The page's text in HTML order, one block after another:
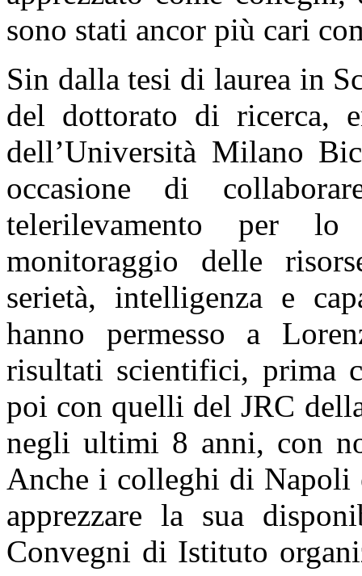
sono stati ancor più cari
Sin dalla tesi di laurea in
del dottorato di ricerca,
dell’Università Milano
occasione di
telerilevamento per
monitoraggio delle
serietà, intelligenza e
hanno permesso a
risultati scientifici, prima
poi con quelli del JRC
negli ultimi 8 anni, con
Anche i colleghi di Napoli
apprezzare la sua
Convegni di Istituto